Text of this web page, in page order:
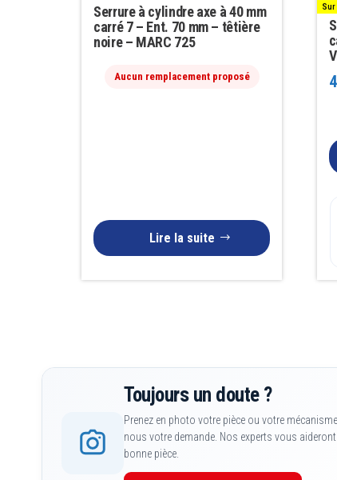
Serrure à cylindre axe à 40 mm
carré 7 – Ent. 70 mm – têtière
noire – MARC 725
Aucun remplacement proposé
Lire la suite
Toujours un doute ?
Prenez en photo votre pièce ou votre
nous votre demande. Nos experts vous
bonne pièce.